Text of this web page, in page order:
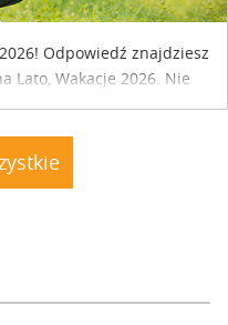
Odpowiedź znajdziesz
Lato, Wakacje 2026. Nie